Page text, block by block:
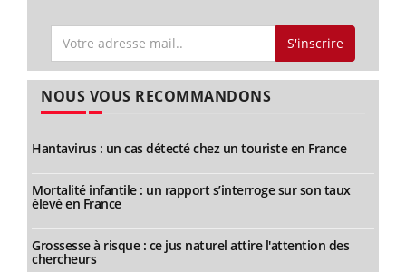
S'inscrire
NOUS VOUS RECOMMANDONS
Hantavirus : un cas détecté chez un touriste en France
Mortalité infantile : un rapport s’interroge sur son taux
élevé en France
Grossesse à risque : ce jus naturel attire l'attention des
chercheurs